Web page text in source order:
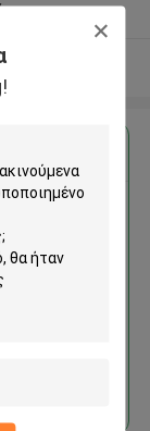
για
-